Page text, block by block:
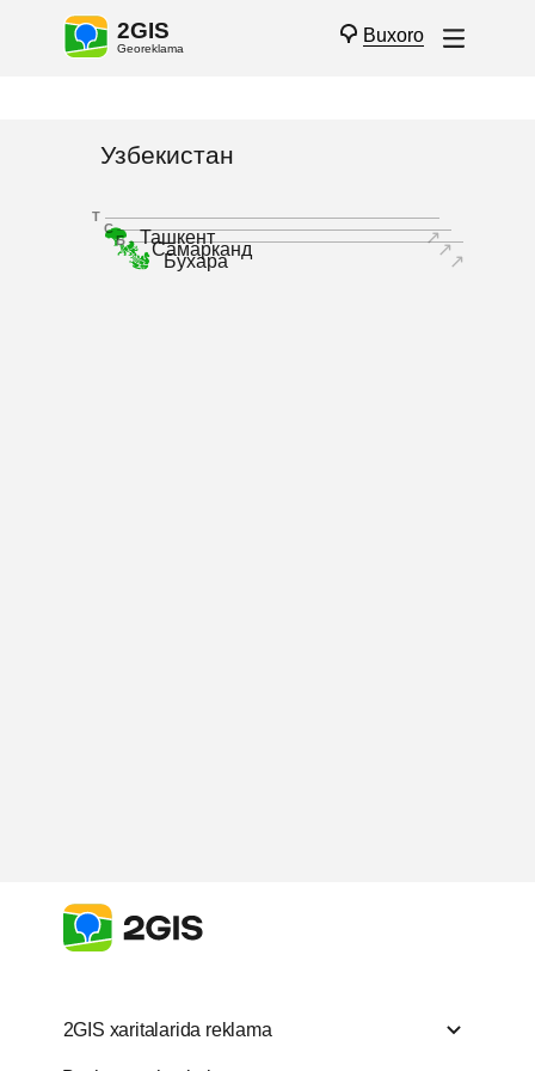
2GIS
Georeklama
Buxoro
↗
Ташкент
Т
↗
Самарканд
С
↗
Бухара
Б
Узбекистан
2GIS xaritalarida reklama